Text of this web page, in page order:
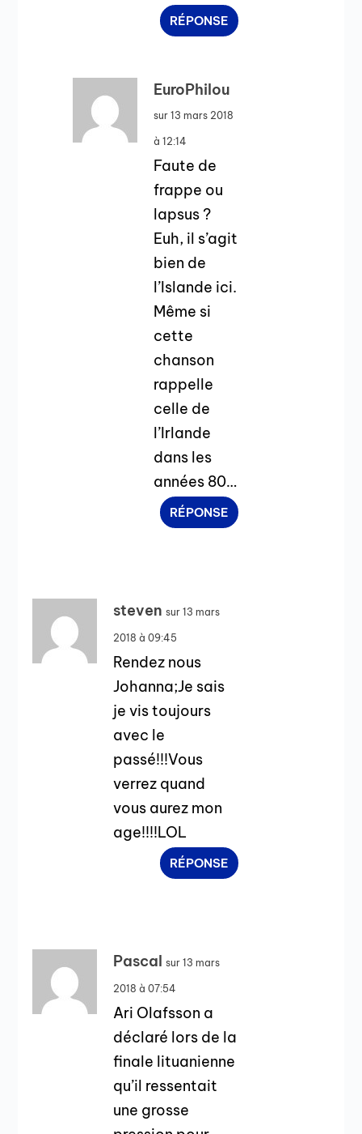
RÉPONSE
EuroPhilou
sur 13 mars 2018
à 12:14
Faute de
frappe ou
lapsus ?
Euh, il s’agit
bien de
l’Islande ici.
Même si
cette
chanson
rappelle
celle de
l’Irlande
dans les
années 80…
RÉPONSE
steven sur 13 mars
2018 à 09:45
Rendez nous
Johanna;Je sais
je vis toujours
avec le
passé!!!Vous
verrez quand
vous aurez mon
age!!!!LOL
RÉPONSE
Pascal sur 13 mars
2018 à 07:54
Ari Olafsson a
déclaré lors de la
finale lituanienne
qu’il ressentait
une grosse